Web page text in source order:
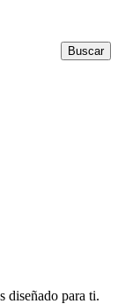
Buscar
diseñado para ti.